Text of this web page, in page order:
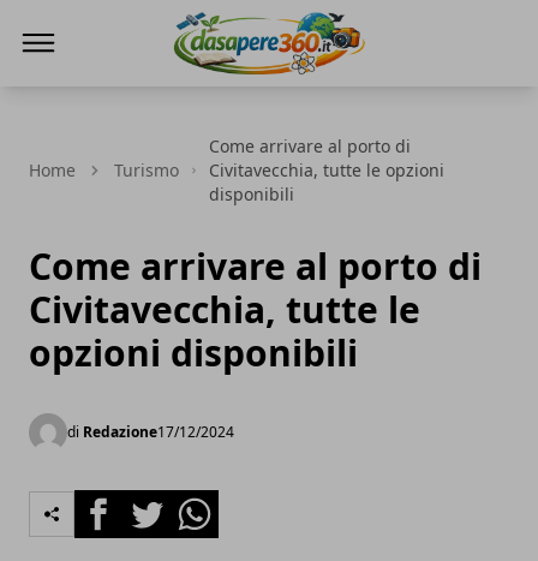
Home Turismo
Come arrivare al porto di
Civitavecchia, tutte le opzioni
disponibili
Come arrivare al porto di
Civitavecchia, tutte le
opzioni disponibili
di Redazione17/12/2024
FacebookTwitterWhatsapp